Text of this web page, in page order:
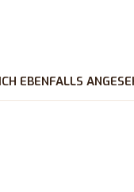
EBENFALLS